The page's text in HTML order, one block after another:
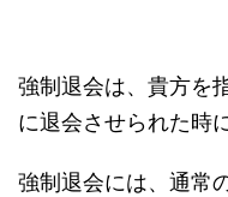
強制退会は、貴方を
に退会させられた時
強制退会には、通常